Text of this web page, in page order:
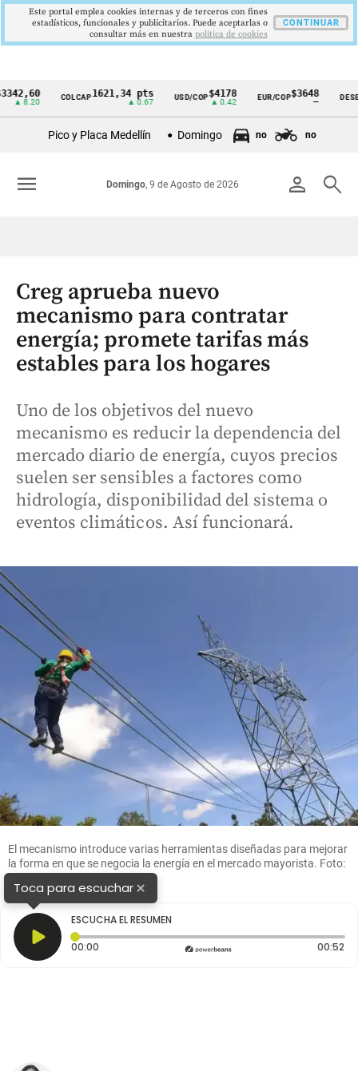
Cintillo
Colombia
COLCAP1621,34 pts USD/COP$4178
▲ 0.42
EUR/COP$3648
—
Pico y Placa Medellín Domingo no no
person search
Domingo, 9 de Agosto de 2026
menu
Creg aprueba nuevo
mecanismo para contratar
energía; promete tarifas más
estables para los hogares
Uno de los objetivos del nuevo
mecanismo es reducir la dependencia del
mercado diario de energía, cuyos precios
suelen ser sensibles a factores como
hidrología, disponibilidad del sistema o
eventos climáticos. Así funcionará.
El mecanismo introduce varias herramientas diseñadas para mejorar
la forma en que se negocia la energía en el mercado mayorista. Foto:
Esneyder Gutiérrez
Toca para escuchar×
ESCUCHA EL RESUMEN
00:00 Tiempo transcurrido: 0 segundos 00:52
Este portal emplea cookies internas y de terceros con fines
estadísticos, funcionales y publicitarios. Puede aceptarlas o
consultar más en nuestra politica de cookies
CONTINUAR